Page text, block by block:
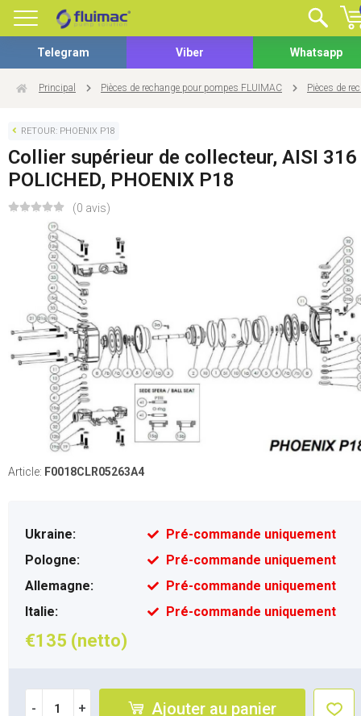
Telegram Viber Whatsapp
Principal Pièces de rechange pour pompes FLUIMAC Pièces de
RETOUR: PHOENIX P18
Collier supérieur de collecteur, AISI 316
POLICHED, PHOENIX P18
(0 avis)
Article: F0018CLR05263A4
Ukraine:
Pré-commande uniquement
Pologne:
Pré-commande uniquement
Allemagne:
Pré-commande uniquement
Italie:
Pré-commande uniquement
€135 (netto)
- + Ajouter au panier